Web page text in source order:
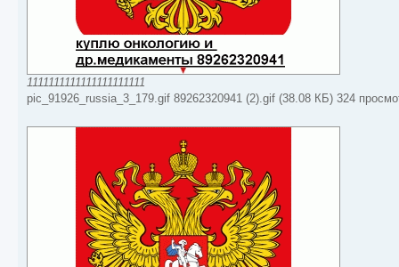
1111111111111111111111
pic_91926_russia_3_179.gif 89262320941 (2).gif (38.08 КБ) 324